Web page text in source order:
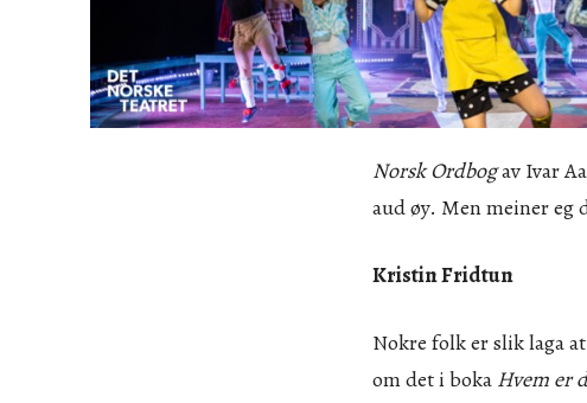
Norsk Ordbogav Ivar
aud øy. Men meiner eg
Kristin Fridtun
Nokre folk er slik laga
om det i boka Hvem er